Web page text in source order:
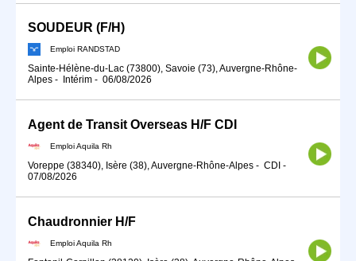
SOUDEUR (F/H)
Emploi RANDSTAD
Sainte-Hélène-du-Lac (73800), Savoie (73), Auvergne-Rhône-
Alpes - Intérim - 06/08/2026
Agent de Transit Overseas H/F CDI
Emploi Aquila Rh
Voreppe (38340), Isère (38), Auvergne-Rhône-Alpes - CDI -
07/08/2026
Chaudronnier H/F
Emploi Aquila Rh